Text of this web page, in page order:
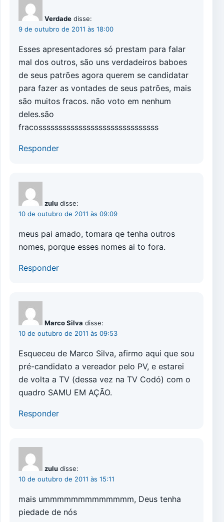
Verdade disse:
9 de outubro de 2011 às 18:00
Esses apresentadores só prestam para falar
mal dos outros, são uns verdadeiros baboes
de seus patrões agora querem se candidatar
para fazer as vontades de seus patrões, mais
são muitos fracos. não voto em nenhum
deles.são
fracossssssssssssssssssssssssssssss
Responder
zulu disse:
10 de outubro de 2011 às 09:09
meus pai amado, tomara qe tenha outros
nomes, porque esses nomes ai to fora.
Responder
Marco Silva disse:
10 de outubro de 2011 às 09:53
Esqueceu de Marco Silva, afirmo aqui que sou
pré-candidato a vereador pelo PV, e estarei
de volta a TV (dessa vez na TV Codó) com o
quadro SAMU EM AÇÃO.
Responder
zulu disse:
10 de outubro de 2011 às 15:11
mais ummmmmmmmmmmmm, Deus tenha
piedade de nós